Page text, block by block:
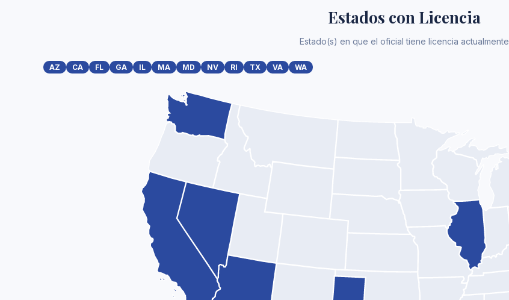
Estados con Licencia
Estado(s) en que el oficial tiene licencia actualmente
AZ CA FL GA IL MA MD NV RI TX VA WA